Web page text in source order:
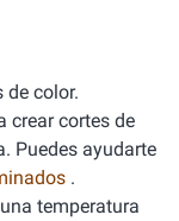
de color.
crear cortes de
Puedes ayudarte
.
temperatura